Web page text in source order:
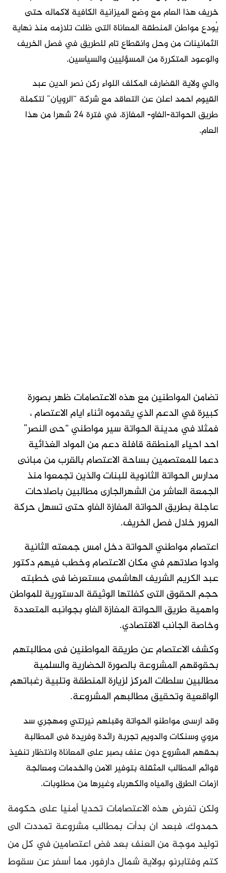
خريف هذا العام مع وضع الميزانية الكافية ﻻكماله حتى
يُودع مواطن المنطقة المعاناة التى ظلت تلازمه منذ نهاية
الثمانينات من وحل وانقطاع تام للطريق في فصل الخريف
والوعود المتكررة من المسؤليين والسياسين.
والي ولاية القضارف المكلف اللواء ركن نصر الدين عبد
القيوم احمد اعلن عن التعاقد مع شركة “الرويان” لتكملة
طريق الحواتة-الفاو- المفازة، في فترة 24 شهرا من هذا
العام.
تضامن المواطنين مع هذه الاعتصامات ظهر بصورة
كبيرة في الدعم الذي يقدموه اثناء ايام الاعتصام ،
فمثلا في مدينة الحواتة سير مواطني “حى النصر”
احد احياء المنطقة قافلة دعم من المواد الغذائية
دعما للمعتصمين بساحة اﻻعتصام بالقرب من مبانى
مدارس الحواتة الثانوية للبنات والذين تجمعوا منذ
الجمعة العاشر من الشهرالجارى مطالبين باصلاحات
عاجلة بطريق الحواتة المفازة الفاو حتى تسهل حركة
المرور خلال فصل الخريف.
اعتصام مواطني الحواتة دخل امس جمعته الثانية
وادوا صلاتهم في مكان الاعتصام وخطب فيهم دكتور
عبد الكريم الشريف الهاشمى مستعرضا فى خطبته
حجم الحقوق التى كفلتها الوثيقة الدستورية للمواطن
واهمية طريق االحواتة المفازة الفاو بجوانبه المتعددة
وخاصة الجانب اﻻقتصادي.
وكشف اﻻعتصام عن طريقة المواطنين فى مطالبتهم
بحقوقهم المشروعة بالصورة الحضارية والسلمية
مطالبين سلطات المركز لزيارة المنطقة وتلبية رغباتهم
الواقعية وتحقيق مطالبهم المشروعة.
وقد ارسى مواطنو الحواتة وقبلهم نيرتتي ومهجري سد
مروي وسنكات والدويم تجربة رائدة وفريدة فى المطالبة
بحقهم المشروع دون عنف بصبر على المعاناة وانتظار تنفيذ
قوائم المطالب المثقلة بتوفير الامن والخدمات ومعالجة
ازمات الطرق والمياه والكهرباء وغيرها من مطلوبات.
ولكن تفرض هذه الاعتصامات تحديا أمنيا على حكومة
حمدوك، فبعد ان بدأت بمطالب مشروعة تمددت الى
توليد موجة من العنف بعد فض اعتصامين في كل من
كتم وفتابرنو بولاية شمال دارفور، مما أسفر عن سقوط